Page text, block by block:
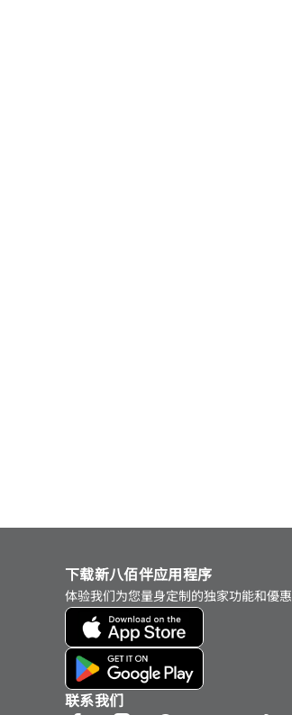
下载新八佰伴应用程序
体验我们为您量身定制的独家功能和優惠
联系我们